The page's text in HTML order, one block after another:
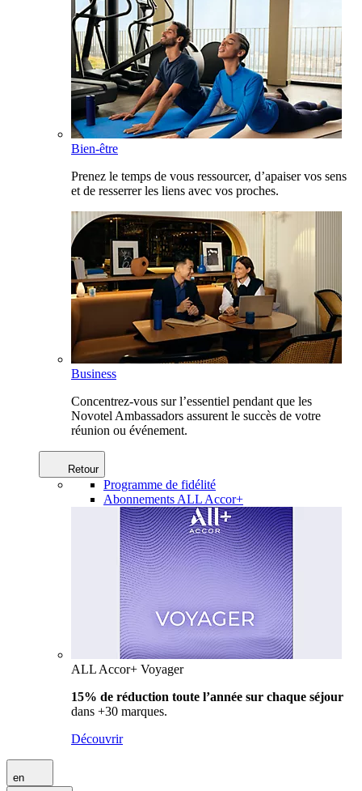
Bien-être
Prenez le temps de vous ressourcer, d’apaiser vos sens
et de resserrer les liens avec vos proches.
Business
Concentrez-vous sur l’essentiel pendant que les
Novotel Ambassadors assurent le succès de votre
réunion ou événement.
Retour
Programme de fidélité
Abonnements ALL Accor+
ALL Accor+ Voyager
15% de réduction toute l’année sur chaque séjour
dans +30 marques.
Découvrir
en